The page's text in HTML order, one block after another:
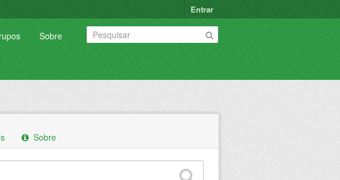
Entrar
Sobre
Sobre